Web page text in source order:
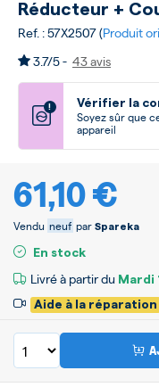
Réducteur +
Ref. : 57X2507 (Produit
3.7/5 - 43 avis
! Vérifier la
Soyez sûr que
appareil
61,10 €
Vendu neuf par Spareka
En stock
Livré à partir du Mardi
Aide à la réparation